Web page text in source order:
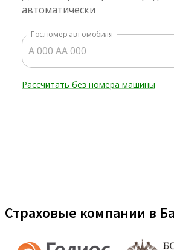
Страховые компании в